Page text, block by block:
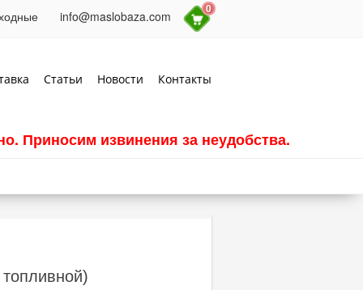
info@maslobaza.com 0
Статьи Новости Контакты
Приносим извинения за неудобства.